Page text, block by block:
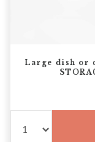
Large dish or